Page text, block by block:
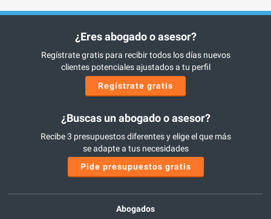
¿Eres abogado o asesor?
Regístrate gratis para recibir todos los días nuevos
clientes potenciales ajustados a tu perfil
Regístrate gratis
¿Buscas un abogado o asesor?
Recibe 3 presupuestos diferentes y elige el que más
se adapte a tus necesidades
Pide presupuestos gratis
Abogados